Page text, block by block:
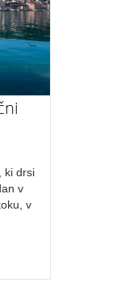
ki drsi
v
v